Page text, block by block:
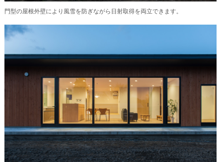
門型の屋根外壁により風雪を防ぎながら日射取得を両立できます。